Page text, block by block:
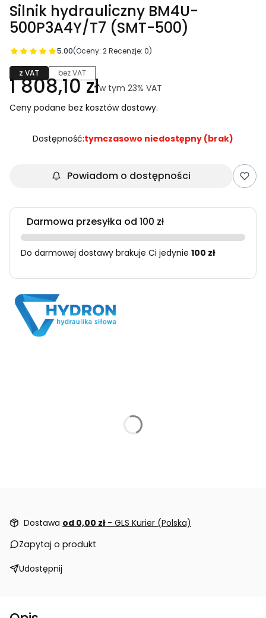
Silnik hydrauliczny BM4U-
500P3A4Y/T7 (SMT-500)
5.00(Oceny: 2 Recenzje: 0)
z VAT bez VAT
Cena
1 808,10 złw tym 23% VAT
w tym 23% VAT
Ceny podane bez kosztów dostawy.
Dostępność:tymczasowo niedostępny (brak)
Powiadom o dostępności
Darmowa przesyłka od 100 zł
Do darmowej dostawy brakuje Ci jedynie 100 zł
Dostawa od 0,00 zł - GLS Kurier (Polska)
Zapytaj o produkt
Udostępnij